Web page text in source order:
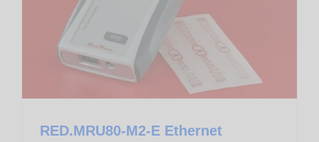
RED.MRU80-M2-E Ethernet